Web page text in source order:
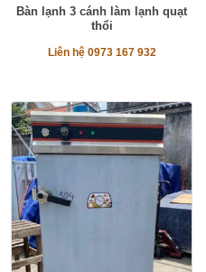
Bàn lạnh 3 cánh làm lạnh quạt
thổi
Liên hệ 0973 167 932